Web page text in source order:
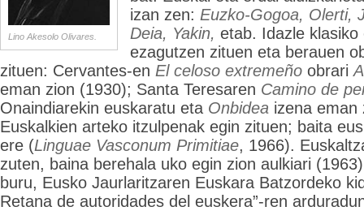
Lino Akesolo Olivares.
izan zen: Euzko-Gogoa, Olerti,
Deia, Yakin, etab. Idazle klasiko
ezagutzen zituen eta berauen
zituen: Cervantes-en El celoso extremeño obrari
eman zion (1930); Santa Teresaren Camino de
Onaindiarekin euskaratu eta Onbidea izena eman
Euskalkien arteko itzulpenak egin zituen; baita
ere (Linguae Vasconum Primitiae, 1966).
zuten, baina berehala uko egin zion aulkiari
buru, Eusko Jaurlaritzaren Euskara Batzordeko
Retana de autoridades del euskera”-ren